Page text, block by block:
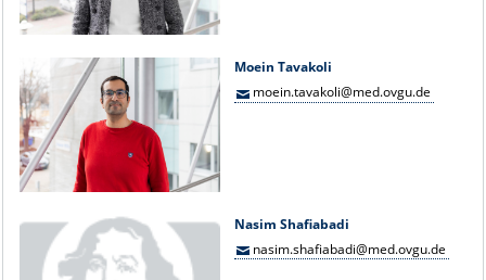
Moein Tavakoli
moein.tavakoli@med.ovgu.de
Nasim Shafiabadi
nasim.shafiabadi@med.ovgu.de